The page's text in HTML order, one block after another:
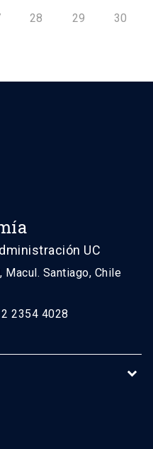
28 29 30
UC
Macul. Santiago, Chile
2354 4028